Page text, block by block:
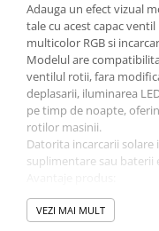
Suport Auto Ochelari
Suporti Numar
Suporti Pahar Auto
Suporti Telefon Auto
Tetiera Auto
COVORASE AUTO
Covorase BMW
Adauga un efect vizual
tale cu acest capac
multicolor RGB si
Modelul are
ventilul rotii, fara
deplasarii, iluminarea
pe timp de noapte,
rotilor masinii.
Datorita incarcarii
suplimentare sau baterii
iluminare LED
incarcare solara
VEZI MAI MULT